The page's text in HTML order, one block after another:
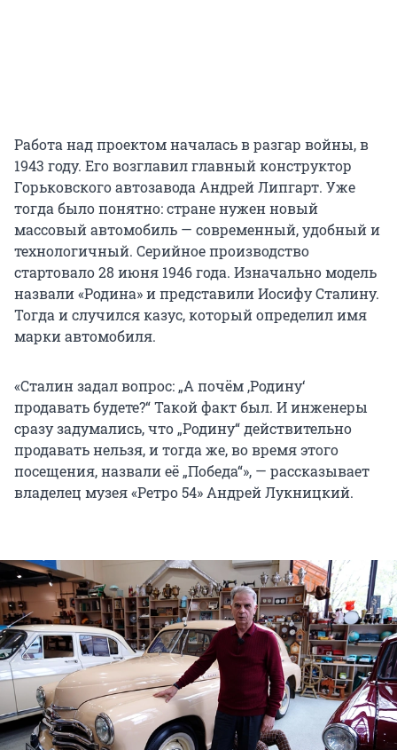
Работа над проектом началась в разгар войны, в
1943 году. Его возглавил главный конструктор
Горьковского автозавода Андрей Липгарт. Уже
тогда было понятно: стране нужен новый
массовый автомобиль — современный, удобный и
технологичный. Серийное производство
стартовало 28 июня 1946 года. Изначально модель
назвали «Родина» и представили Иосифу Сталину.
Тогда и случился казус, который определил имя
марки автомобиля.
«Сталин задал вопрос: „А почём ‚Родину‘
продавать будете?“ Такой факт был. И инженеры
сразу задумались, что „Родину“ действительно
продавать нельзя, и тогда же, во время этого
посещения, назвали её „Победа“», — рассказывает
владелец музея «Ретро 54» Андрей Лукницкий.